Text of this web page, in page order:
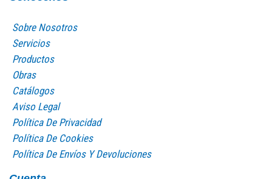
Sobre Nosotros
Servicios
Productos
Obras
Catálogos
Aviso Legal
Política De Privacidad
Política De Cookies
Política De Envíos Y Devoluciones